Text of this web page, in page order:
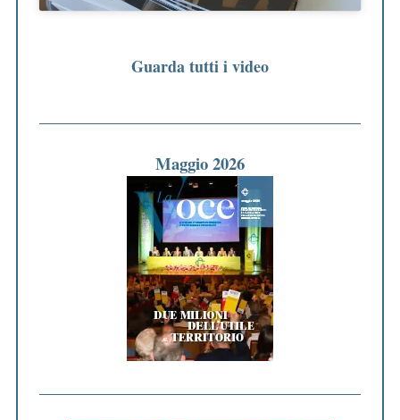
Guarda tutti i video
Maggio 2026